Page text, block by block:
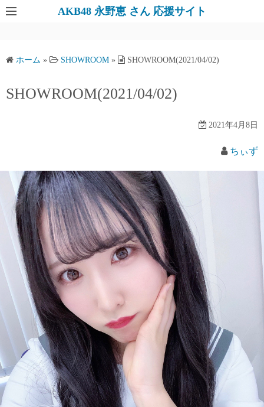
AKB48 永野恵 さん 応援サイト
ホーム » SHOWROOM » SHOWROOM(2021/04/02)
SHOWROOM(2021/04/02)
2021年4月8日
ちぃず